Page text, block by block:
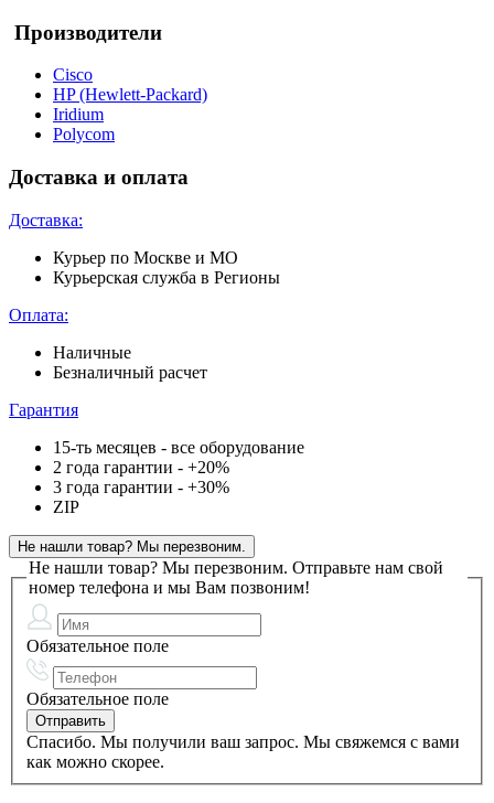
Производители
Cisco
HP (Hewlett-Packard)
Iridium
Polycom
Доставка и оплата
Доставка:
Курьер по Москве и МО
Курьерская служба в Регионы
Оплата:
Наличные
Безналичный расчет
Гарантия
15-ть месяцев - все оборудование
2 года гарантии - +20%
3 года гарантии - +30%
ZIP
Не нашли товар? Мы перезвоним.
Не нашли товар? Мы перезвоним. Отправьте нам свой
номер телефона и мы Вам позвоним!
Обязательное поле
Обязательное поле
Спасибо. Мы получили ваш запрос. Мы свяжемся с вами
как можно скорее.